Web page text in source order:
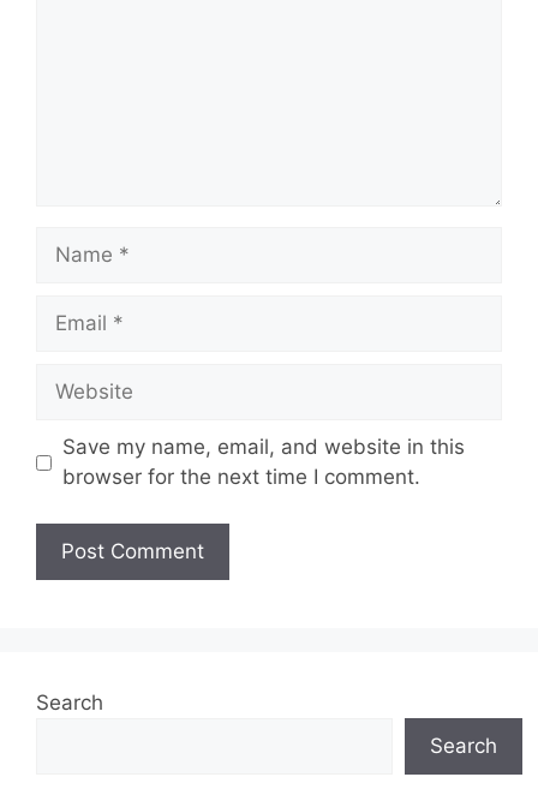
Name
Email
Website
Save my name, email, and website in this
browser for the next time I comment.
Search
Search